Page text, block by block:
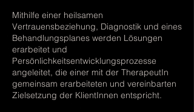
Mithilfe einer heilsamen
Vertrauensbeziehung, Diagnostik und eines
Behandlungsplanes werden Lösungen
erarbeitet und
Persönlichkeitsentwicklungsprozesse
angeleitet, die einer mit der TherapeutIn
gemeinsam erarbeiteten und vereinbarten
Zielsetzung der KlientInnen entspricht.